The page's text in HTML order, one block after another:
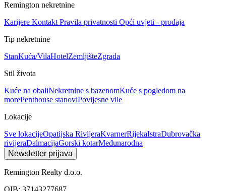
Remington nekretnine
Karijere Kontakt Pravila privatnosti Opći uvjeti - prodaja
Tip nekretnine
StanKuća/VilaHotelZemljišteZgrada
Stil života
Kuće na obaliNekretnine s bazenomKuće s pogledom na
morePenthouse stanoviPovijesne vile
Lokacije
Sve lokacijeOpatijska RivijeraKvarnerRijekaIstraDubrovačka
rivijeraDalmacijaGorski kotarMeđunarodna
Newsletter prijava
Remington Realty d.o.o.